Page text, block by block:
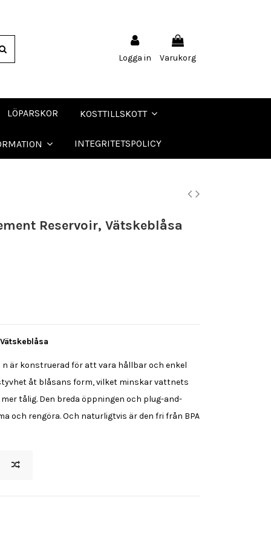
Logga in Varukorg
LÖPARSKOR KOSTTILLSKOTT
INTEGRITETSPOLICY
Reservoir, Vätskeblåsa
n är konstruerad för att vara hållbar och enkel
åt blåsans form, vilket minskar vattnets
tålig. Den breda öppningen och plug-and-
och rengöra. Och naturligtvis är den fri från BPA